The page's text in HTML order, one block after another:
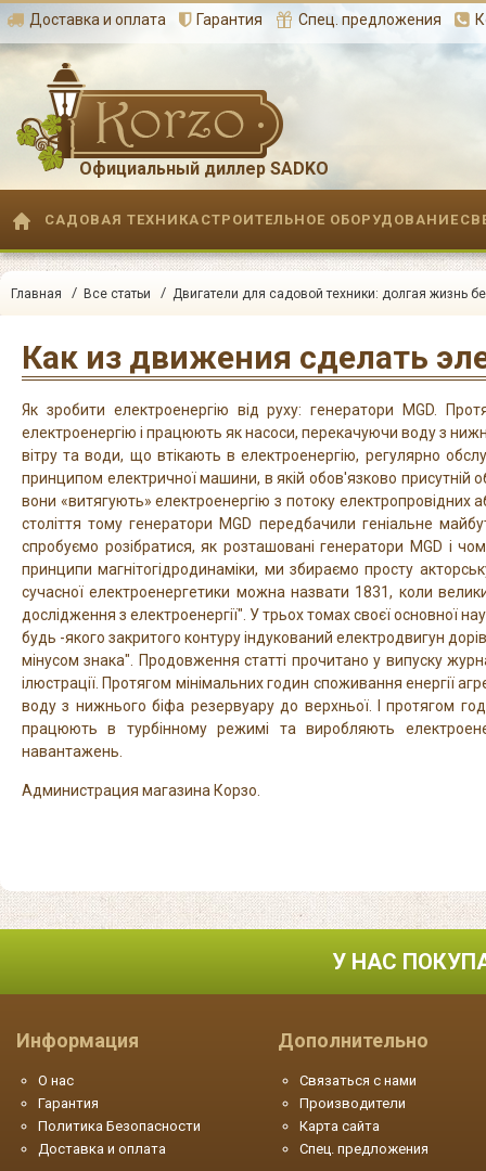
Доставка и оплата Гарантия Спец. предложения
Официальный диллер SADKO
САДОВАЯ ТЕХНИКА СТРОИТЕЛЬНОЕ ОБОРУДОВАНИЕ
Главная / Все статьи / Двигатели для садовой техники: долгая жизнь
Как из движения сделать
Як зробити електроенергію від руху: генератори MGD.
електроенергію і працюють як насоси, перекачуючи воду з
вітру та води, що втікають в електроенергію, регулярно
принципом електричної машини, в якій обов'язково присутній
вони «витягують» електроенергію з потоку електропровідних
століття тому генератори MGD передбачили геніальне
спробуємо розібратися, як розташовані генератори MGD і
принципи магнітогідродинаміки, ми збираємо просту
сучасної електроенергетики можна назвати 1831, коли
дослідження з електроенергії". У трьох томах своєї основної
будь -якого закритого контуру індукований електродвигун
мінусом знака". Продовження статті прочитано у випуску
ілюстрації. Протягом мінімальних годин споживання енергії
воду з нижнього біфа резервуару до верхньої. І протягом
працюють в турбінному режимі та виробляють
навантажень.
Администрация магазина Корзо.
У НАС
Информация
О нас
Гарантия
Политика Безопасности
Доставка и оплата
Дополнительно
Связаться с нами
Производители
Карта сайта
Спец. предложения